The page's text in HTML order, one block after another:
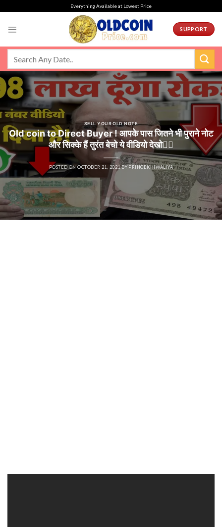
Everything Available at Lowest Price
SUPPORT
SELL YOUR OLD NOTE
Old coin to Direct Buyer ! आपके पास जितने भी पुराने नोट
और सिक्के हैं तुरंत बेचो ये वीडियो देखो👈🏻
POSTED ONOCTOBER 21, 2021 BY PRINCEKHIWALIYA